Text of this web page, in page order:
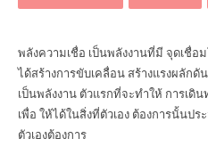
พลังความเชื่อ เป็นพลังงานที่มี จุดเชื่อ
ได้สร้างการขับเคลื่อน สร้างแรงผลักดั
เป็นพลังงาน ตัวแรกที่จะทำให้ การเดิ
เพื่อ ให้ได้ในสิ่งที่ตัวเอง ต้องการนั้นป
ตัวเองต้องการ